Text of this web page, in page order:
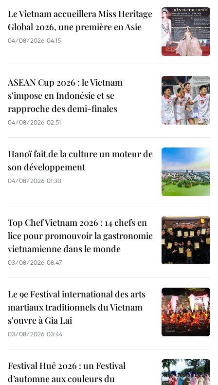
Le Vietnam accueillera Miss Heritage
Global 2026, une première en Asie
04/08/2026 04:15
ASEAN Cup 2026 : le Vietnam
s'impose en Indonésie et se
rapproche des demi-finales
04/08/2026 02:51
Hanoï fait de la culture un moteur de
son développement
04/08/2026 01:30
Top Chef Vietnam 2026 : 14 chefs en
lice pour promouvoir la gastronomie
vietnamienne dans le monde
03/08/2026 08:47
Le 9e Festival international des arts
martiaux traditionnels du Vietnam
s'ouvre à Gia Lai
03/08/2026 03:44
Festival Huê 2026 : un Festival
d’automne aux couleurs du